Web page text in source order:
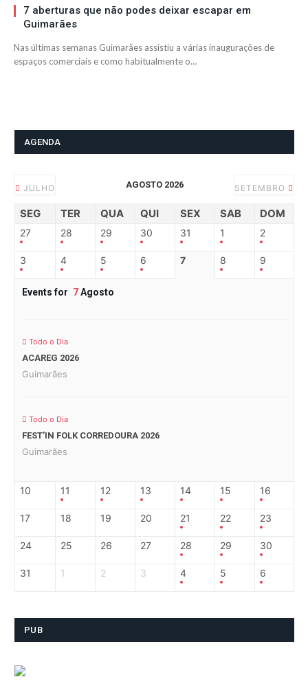
7 aberturas que não podes deixar escapar em
Guimarães
Nas últimas semanas Guimarães assistiu a várias inaugurações de
espaços comerciais e como habitualmente o…
AGENDA
JULHO AGOSTO 2026 SETEMBRO
SEG TER QUA QUI SEX SAB DOM
27 28 29 30 31 1 2
3 4 5 6 7 8 9
Events for 7Agosto
Todo o Dia
ACAREG 2026
Guimarães
Todo o Dia
FEST’IN FOLK CORREDOURA 2026
Guimarães
10 11 12 13 14 15 16
17 18 19 20 21 22 23
24 25 26 27 28 29 30
31 1 2 3 4 5 6
PUB